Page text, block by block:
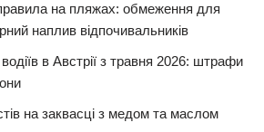
на пляжах: обмеження для
наплив відпочивальників
в Австрії з травня 2026: штрафи
на заквасці з медом та маслом